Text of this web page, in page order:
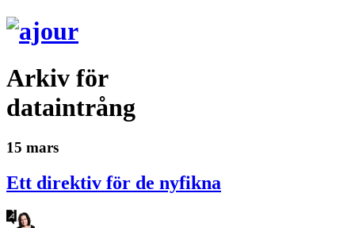
Arkiv för
dataintrång
15 mars
Ett direktiv för de nyfikna